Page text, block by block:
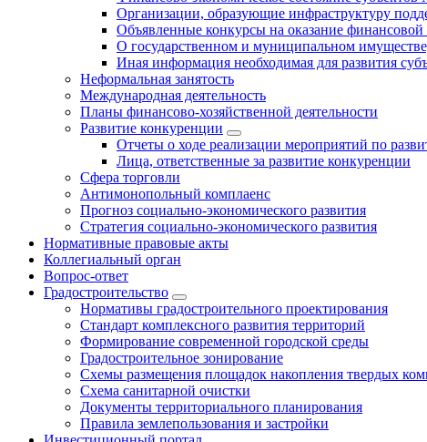
Организации, образующие инфраструктуру
Объявленные конкурсы на оказание
О государственном и муниципальном
Иная информация необходимая для развития
Неформальная занятость
Международная деятельность
Планы финансово-хозяйственной деятельности
Развитие конкуренции
Отчеты о ходе реализации мероприятий по
Лица, ответственные за развитие конкуренции
Сфера торговли
Антимонопольный комплаенс
Прогноз социально-экономического развития
Стратегия социально-экономического развития
Нормативные правовые акты
Коллегиальный орган
Вопрос-ответ
Градостроительство
Нормативы градостроительного проектирования
Стандарт комплексного развития территорий
Формирование современной городской среды
Градостроительное зонирование
Схемы размещения площадок накопления твердых
Схема санитарной очистки
Документы территориального планирования
Правила землепользования и застройки